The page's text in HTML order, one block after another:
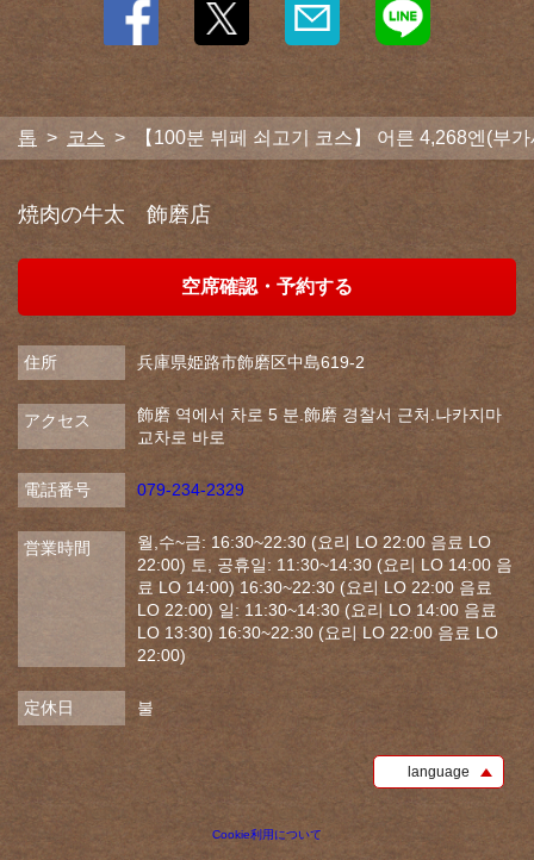
톱 코스 【100분 뷔페 쇠고기 코스】 어른 4,268엔(부
焼肉の牛太 飾磨店
空席確認・予約する
住所 兵庫県姫路市飾磨区中島619-2
アクセス
飾磨 역에서 차로 5 분.飾磨 경찰서 근처.나카지마
교차로 바로
電話番号 079-234-2329
営業時間
월,수~금: 16:30~22:30 (요리 LO 22:00 음료 LO
22:00) 토, 공휴일: 11:30~14:30 (요리 LO 14:00 음
료 LO 14:00) 16:30~22:30 (요리 LO 22:00 음료
LO 22:00) 일: 11:30~14:30 (요리 LO 14:00 음료
LO 13:30) 16:30~22:30 (요리 LO 22:00 음료 LO
22:00)
定休日 불
language
Cookie利用について